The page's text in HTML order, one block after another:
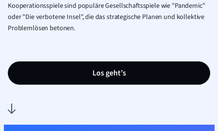
Kooperationsspiele sind populäre Gesellschaftsspiele wie "Pandemic"
oder "Die verbotene Insel", die das strategische Planen und kollektive
Problemlösen betonen.
Los geht’s